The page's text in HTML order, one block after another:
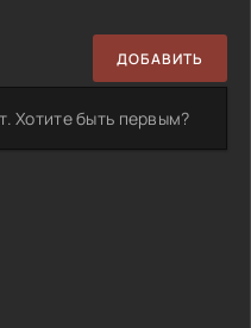
ДОБАВИТЬ
Хотите быть первым?